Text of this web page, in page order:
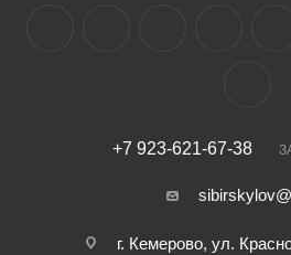
+7 923-621-67-38
г. Кемерово, ул.